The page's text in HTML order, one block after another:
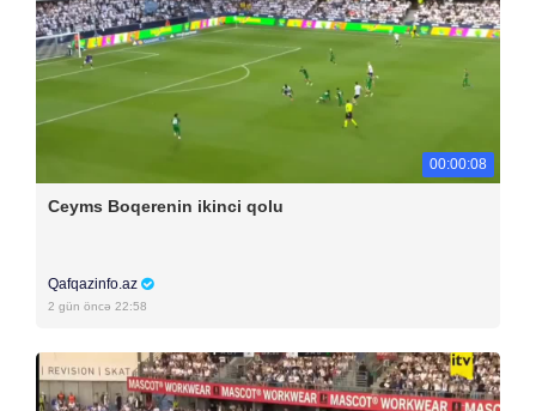
00:00:08
Ceyms Boqerenin ikinci qolu
Qafqazinfo.az
2 gün öncə 22:58